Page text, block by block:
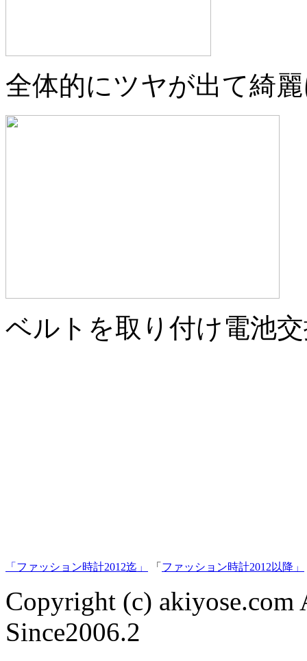
全体的にツヤが出て綺
ベルトを取り付け電池
「ファッション時計2012迄」 「 ファッション時計2012以降」
Copyright (c) akiyose.com
Since2006.2